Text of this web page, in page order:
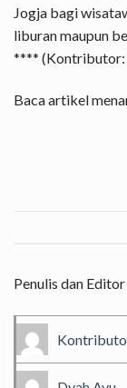
Jogja bagi
liburan maupun
**** (Kontributor:
Baca artikel
Penulis dan Editor